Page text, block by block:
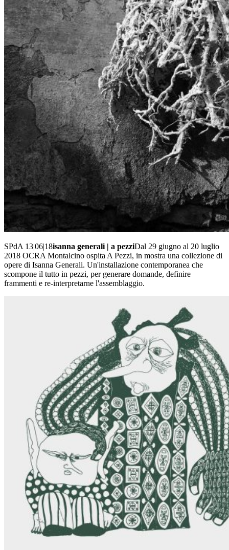
SPdA 13|06|18isanna generali | a pezziDal 29 giugno al 20 luglio
2018 OCRA Montalcino ospita A Pezzi, in mostra una collezione di
opere di Isanna Generali. Un'installazione contemporanea che
scompone il tutto in pezzi, per generare domande, definire
frammenti e re-interpretarne l'assemblaggio.